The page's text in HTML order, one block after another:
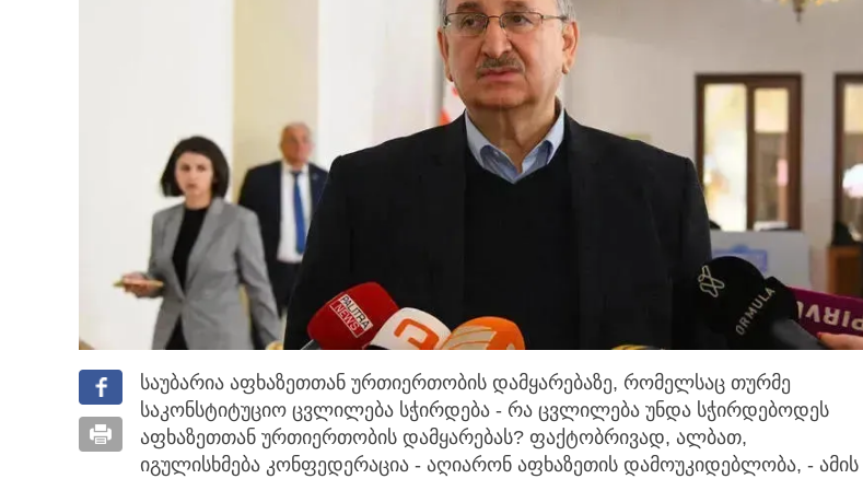
საუბარია აფხაზეთთან ურთიერთობის დამყარებაზე, რომელსაც თურმე
საკონსტიტუციო ცვლილება სჭირდება - რა ცვლილება უნდა სჭირდებოდეს
აფხაზეთთან ურთიერთობის დამყარებას? ფაქტობრივად, ალბათ,
იგულისხმება კონფედერაცია - აღიარონ აფხაზეთის დამოუკიდებლობა, - ამის